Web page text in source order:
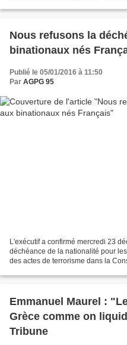
Nous refusons la
binationaux nés
Publié le 05/01/2016 à 11:50
Par AGPG 95
L'exécutif a confirmé mercredi 23
déchéance de la nationalité pour
des actes de terrorisme dans la
Emmanuel Maurel :
Grèce comme on
Tribune